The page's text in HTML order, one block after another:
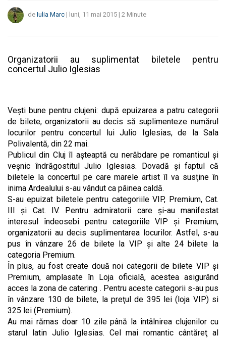
de Iulia Marc | luni, 11 mai 2015 | 2 Minute
Organizatorii au suplimentat biletele pentru
concertul Julio Iglesias
Veşti bune pentru clujeni: după epuizarea a patru categorii
de bilete, organizatorii au decis să suplimenteze numărul
locurilor pentru concertul lui Julio Iglesias, de la Sala
Polivalentă, din 22 mai.
Publicul din Cluj îl aşteaptă cu nerăbdare pe romanticul şi
veşnic îndrăgostitul Julio Iglesias. Dovadă şi faptul că
biletele la concertul pe care marele artist îl va susţine în
inima Ardealului s-au vândut ca pâinea caldă.
S-au epuizat biletele pentru categoriile VIP, Premium, Cat.
III şi Cat. IV. Pentru admiratorii care şi-au manifestat
interesul îndeosebi pentru categoriile VIP şi Premium,
organizatorii au decis suplimentarea locurilor. Astfel, s-au
pus în vânzare 26 de bilete la VIP şi alte 24 bilete la
categoria Premium.
În plus, au fost create două noi categorii de bilete VIP și
Premium, amplasate în Loja oficială, acestea asigurând
acces la zona de catering . Pentru aceste categorii s-au pus
în vânzare 130 de bilete, la preţul de 395 lei (loja VIP) si
325 lei (Premium).
Au mai rămas doar 10 zile până la întâlnirea clujenilor cu
starul latin Julio Iglesias. Cel mai romantic cântăreţ al